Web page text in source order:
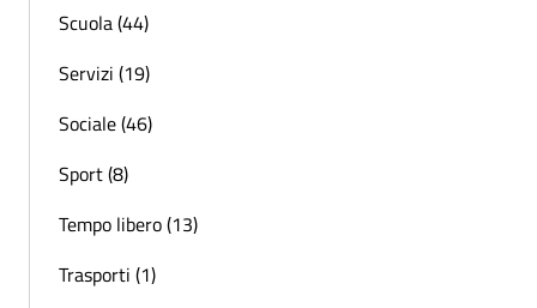
Scuola (44)
Servizi (19)
Sociale (46)
Sport (8)
Tempo libero (13)
Trasporti (1)